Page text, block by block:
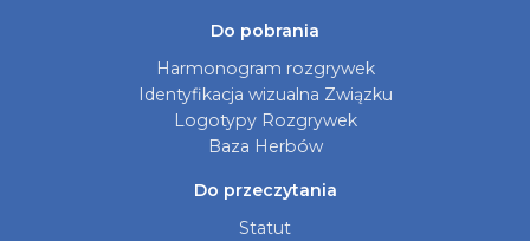
Do pobrania
Harmonogram rozgrywek
Identyfikacja wizualna Związku
Logotypy Rozgrywek
Baza Herbów
Do przeczytania
Statut